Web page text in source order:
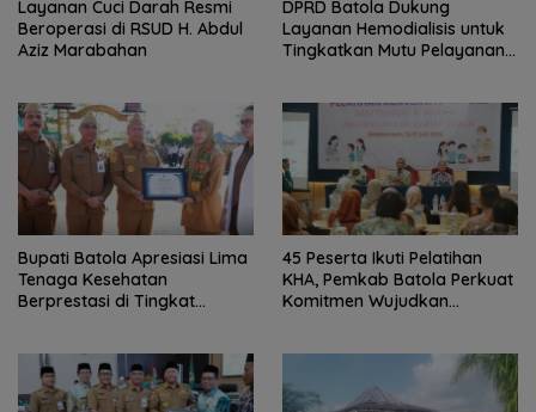
Layanan Cuci Darah Resmi
Beroperasi di RSUD H. Abdul
Aziz Marabahan
DPRD Batola Dukung
Layanan Hemodialisis untuk
Tingkatkan Mutu Pelayanan
Bupati Batola Apresiasi Lima
Tenaga Kesehatan
Berprestasi di Tingkat
45 Peserta Ikuti Pelatihan
KHA, Pemkab Batola Perkuat
Komitmen Wujudkan